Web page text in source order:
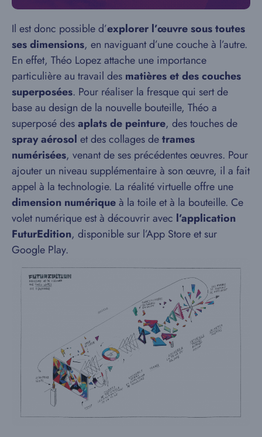
Il est donc possible d’explorer l’œuvre sous toutes
ses dimensions, en naviguant d’une couche à l’autre.
En effet, Théo Lopez attache une importance
particulière au travail des matières et des couches
superposées. Pour réaliser la fresque qui sert de
base au design de la nouvelle bouteille, Théo a
superposé desaplats de peinture, des touches de
spray aérosol et des collages detrames
numérisées, venant de ses précédentes œuvres. Pour
ajouter un niveau supplémentaire à son œuvre, il a fait
appel à la technologie. La réalité virtuelle offre une
dimension numériqueà la toile et à la bouteille. Ce
volet numérique est à découvrir avec l’application
FuturEdition, disponible sur l’App Store et sur
Google Play.